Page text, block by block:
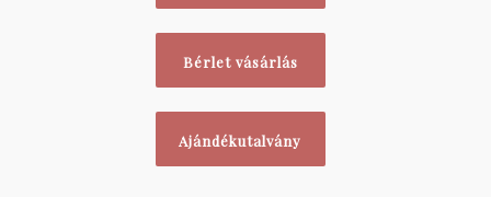
Bérlet vásárlás
Ajándékutalvány